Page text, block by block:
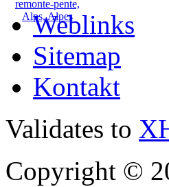
Weblinks
Sitemap
Kontakt
Validates to
Copyright ©